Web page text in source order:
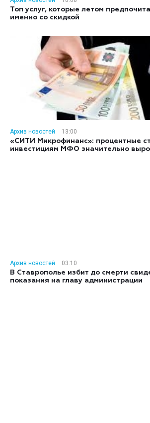
Топ услуг, которые летом
именно со скидкой
Архив новостей
13:00
«СИТИ Микрофинанс»: процентные
инвестициям МФО значительно
Архив новостей
03:10
В Ставрополье избит до смерти
показания на главу администрации